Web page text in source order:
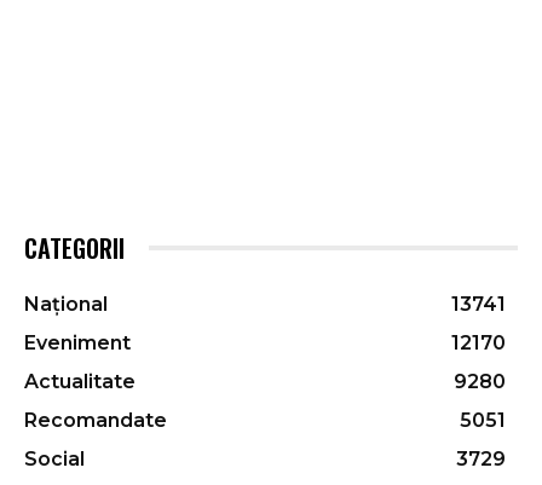
CATEGORII
Național
13741
Eveniment
12170
Actualitate
9280
Recomandate
5051
Social
3729